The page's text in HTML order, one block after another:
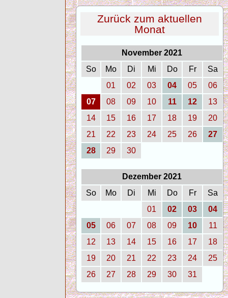
Zurück zum aktuellen
Monat
November 2021
So
Mo Di Mi Do Fr
Sa
01
02 03 04 05
06
07
08 09 10 11 12
13
14
15 16 17 18 19
20
21
22 23 24 25 26
27
28
29 30
Dezember 2021
So
Mo Di Mi Do Fr
Sa
01
02 03
04
05
06 07 08 09 10
11
12
13 14 15 16 17
18
19
20 21 22 23 24
25
26
27 28 29 30 31